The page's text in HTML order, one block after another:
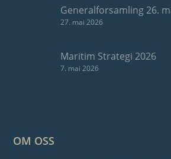
Generalforsamling 26.
27. mai 2026
Maritim Strategi 2026
7. mai 2026
OM OSS